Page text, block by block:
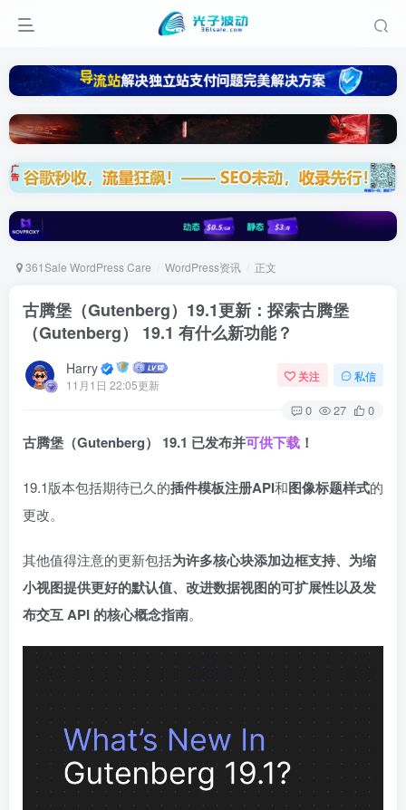
361Sale WordPress Care WordPress资讯 正文
古腾堡（Gutenberg）19.1更新：探索古腾堡
（Gutenberg） 19.1 有什么新功能？
Harry
11月1日 22:05更新
关注 私信
0 27 0
古腾堡（Gutenberg） 19.1 已发布并可供下载 ！
19.1版本包括期待已久的插件模板注册API和图像标题样式的
更改。
其他值得注意的更新包括为许多核心块添加边框支持、为缩
小视图提供更好的默认值、改进数据视图的可扩展性以及发
布交互 API 的核心概念指南。